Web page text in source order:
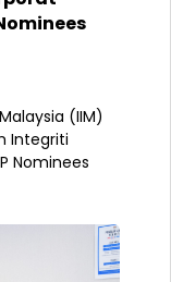
(IIM)
Integriti
Nominees